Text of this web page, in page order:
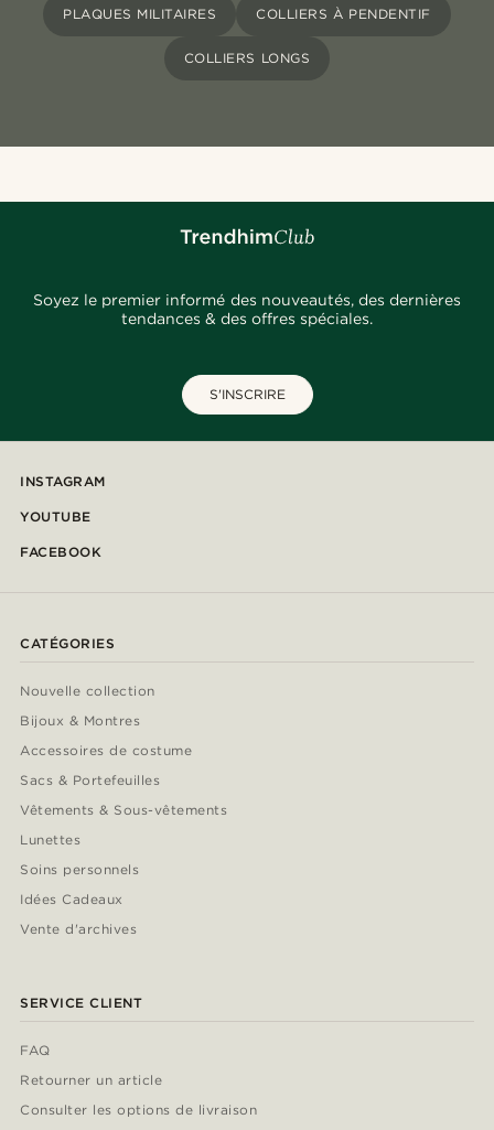
PLAQUES MILITAIRES COLLIERS À PENDENTIF
COLLIERS LONGS
Soyez le premier informé des nouveautés, des dernières
tendances & des offres spéciales.
S'INSCRIRE
INSTAGRAM
YOUTUBE
FACEBOOK
CATÉGORIES
Nouvelle collection
Bijoux & Montres
Accessoires de costume
Sacs & Portefeuilles
Vêtements & Sous-vêtements
Lunettes
Soins personnels
Idées Cadeaux
Vente d'archives
SERVICE CLIENT
FAQ
Retourner un article
Consulter les options de livraison